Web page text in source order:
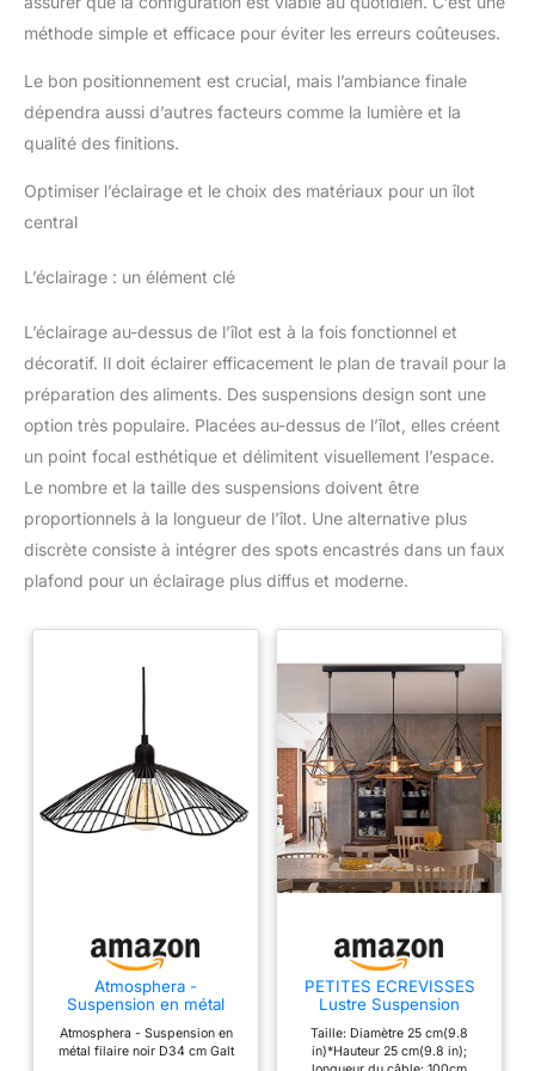
méthode simple et efficace pour éviter les erreurs coûteuses.
Le bon positionnement est crucial, mais l’ambiance finale
dépendra aussi d’autres facteurs comme la lumière et la
qualité des finitions.
Optimiser l’éclairage et le choix des matériaux pour un îlot
central
L’éclairage : un élément clé
L’éclairage au-dessus de l’îlot est à la fois fonctionnel et
décoratif. Il doit éclairer efficacement le plan de travail pour la
préparation des aliments. Des suspensions design sont une
option très populaire. Placées au-dessus de l’îlot, elles créent
un point focal esthétique et délimitent visuellement l’espace.
Le nombre et la taille des suspensions doivent être
proportionnels à la longueur de l’îlot. Une alternative plus
discrète consiste à intégrer des spots encastrés dans un faux
plafond pour un éclairage plus diffus et moderne.
Atmosphera -
Suspension en métal
Atmosphera - Suspension en
métal filaire noir D34 cm Galt
PETITES ECREVISSES
Lustre Suspension
Industrielle Design 3
Lampes Diamant Chanvre
Corde Métal LED
Taille: Diamètre 25 cm(9.8
in)*Hauteur 25 cm(9.8 in);